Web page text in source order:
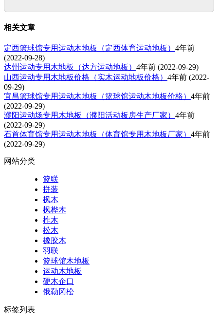
相关文章
定西篮球馆专用运动木地板（定西体育运动地板） 4年前
(2022-09-28)
达州运动专用木地板（达方运动地板） 4年前 (2022-09-29)
山西运动专用木地板价格（实木运动地板价格） 4年前 (2022-
09-29)
宜昌篮球馆专用运动木地板（篮球馆运动木地板价格） 4年前
(2022-09-29)
濮阳运动场专用木地板（濮阳活动板房生产厂家） 4年前
(2022-09-29)
石首体育馆专用运动木地板（体育馆专用木地板厂家） 4年前
(2022-09-29)
网站分类
篮联
拼装
枫木
枫桦木
柞木
松木
橡胶木
羽联
篮球馆木地板
运动木地板
硬木企口
俄勒冈松
标签列表